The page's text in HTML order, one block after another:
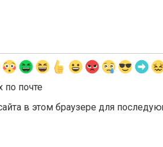
почте
в этом браузере для